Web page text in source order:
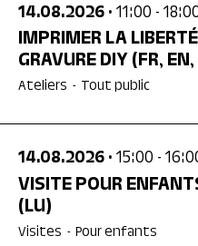
14.08.2026• 11:00 -
IMPRIMER LA
GRAVURE DIY(FR,
Ateliers - Tout public
14.08.2026• 15:00 -
VISITE POUR
(LU)
Visites - Pour enfants